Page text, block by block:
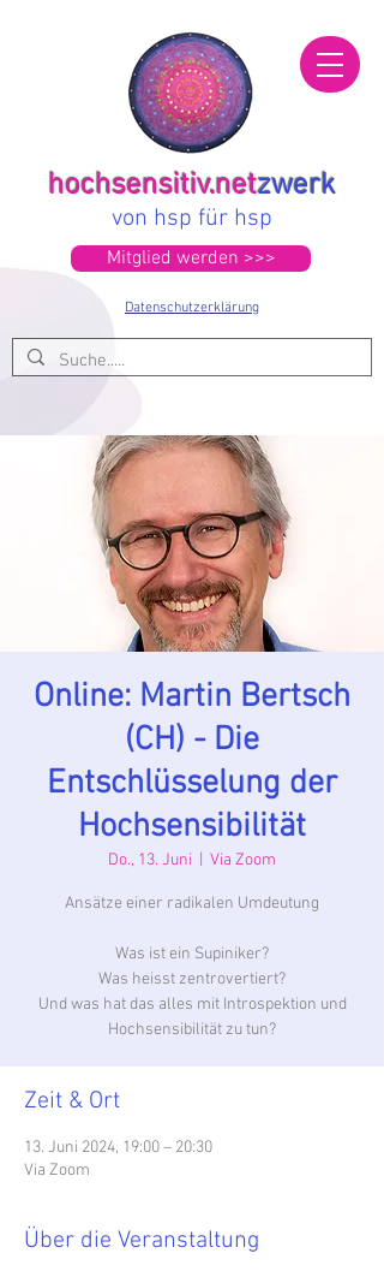
hochsensitiv.netzwerk
von hsp für hsp
Datenschutzerklärung
Mitglied werden >>>
Online: Martin Bertsch
(CH) - Die
Entschlüsselung der
Hochsensibilität
Do., 13. Juni Via Zoom
Ansätze einer radikalen Umdeutung
Was ist ein Supiniker?
Was heisst zentrovertiert?
Und was hat das alles mit Introspektion und
Hochsensibilität zu tun?
Zeit & Ort
13. Juni 2024, 19:00 – 20:30
Via Zoom
Über die Veranstaltung